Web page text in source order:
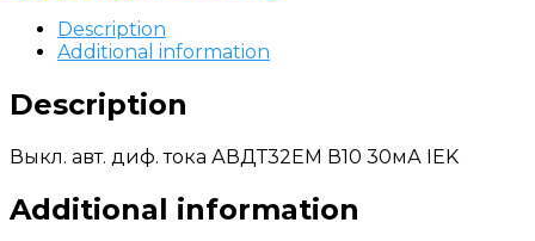
Description
Additional information
Description
Выкл. авт. диф. тока АВДТ32EM В10 30мА IEK
Additional information